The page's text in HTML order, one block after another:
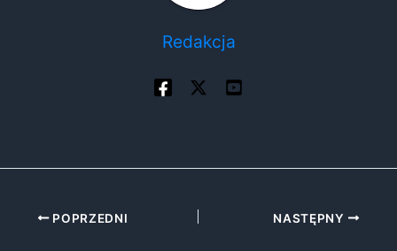
Redakcja
POPRZEDNI NASTĘPNY